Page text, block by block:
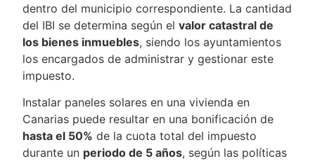
dentro del municipio correspondiente. La cantidad
del IBI se determina según elvalor catastral de
los bienes inmuebles, siendo los ayuntamientos
los encargados de administrar y gestionar este
impuesto.
Instalar paneles solares en una vivienda en
Canarias puede resultar en una bonificación de
hasta el 50% de la cuota total del impuesto
durante un periodo de 5 años, según las políticas